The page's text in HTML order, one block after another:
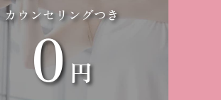
カウンセリングつき
0円